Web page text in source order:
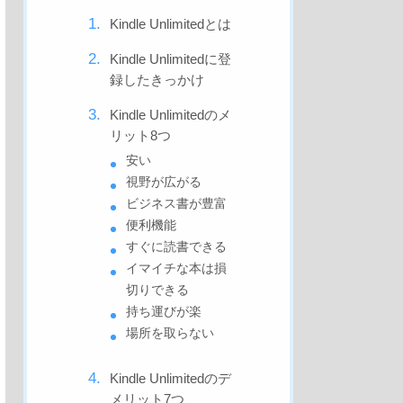
Kindle Unlimitedとは
Kindle Unlimitedに登
録したきっかけ
Kindle Unlimitedのメ
リット8つ
安い
視野が広がる
ビジネス書が豊富
便利機能
すぐに読書できる
イマイチな本は損
切りできる
持ち運びが楽
場所を取らない
Kindle Unlimitedのデ
メリット7つ